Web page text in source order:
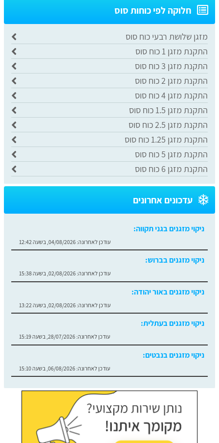
חלוקה לפי כוחות סוס
מזגן שלושת רבעי כוח סוס
התקנת מזגן 1 כוח סוס
התקנת מזגן 3 כוח סוס
התקנת מזגן 2 כוח סוס
התקנת מזגן 4 כוח סוס
התקנת מזגן 1.5 כוח סוס
התקנת מזגן 2.5 כוח סוס
התקנת מזגן 1.25 כוח סוס
התקנת מזגן 5 כוח סוס
התקנת מזגן 6 כוח סוס
עדכונים אחרונים
ניקוי מזגנים בגני תקווה:
עודכן לאחרונה: 04/08/2026, בשעה 12:42
ניקוי מזגנים בברוש:
עודכן לאחרונה: 02/08/2026, בשעה 15:38
ניקוי מזגנים באור יהודה:
עודכן לאחרונה: 02/08/2026, בשעה 13:22
ניקוי מזגנים בעתלית:
עודכן לאחרונה: 28/07/2026, בשעה 15:19
ניקוי מזגנים בנבטים:
עודכן לאחרונה: 06/08/2026, בשעה 15:10